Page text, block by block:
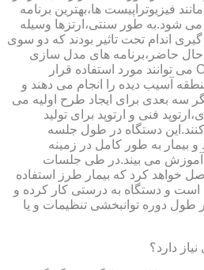
فیزیوتراپیست ها،بهترین برنامه
شود.به طور سنتی،ارتزها وسیله
اندام تحت تاثیر بودند که دو سوی
حال حاضر،برنامه های مدل سازی
کامپیوتری مانند CAD و CAM می توانند مورد استفاده قرار
آسیب دیده را انجام می دهند و
سه بعدی برای ایجاد طرح اولیه می
فنی و ارتوپد برای تولید
دستگاه در طول جلسه
به طور کامل در زمینه
آموزش می بیند.در طی جلسات
خواهد کرد که بیمار طرز استفاده
است و دستگاه به درستی کار کرده و
دوره توانبخشی تنظیمات و یا
دارد؟